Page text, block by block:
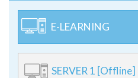
E-LEARNING
SERVER 1 [Offline]